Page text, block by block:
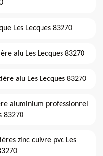
Les Lecques 83270
alu Les Lecques 83270
alu Les Lecques 83270
aluminium professionnel
83270
zinc cuivre pvc Les